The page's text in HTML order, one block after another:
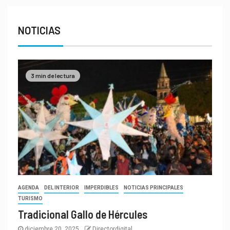
NOTICIAS
3 min de lectura
AGENDA DEL INTERIOR IMPERDIBLES
NOTICIAS PRINCIPALES
TURISMO
Tradicional Gallo de Hércules